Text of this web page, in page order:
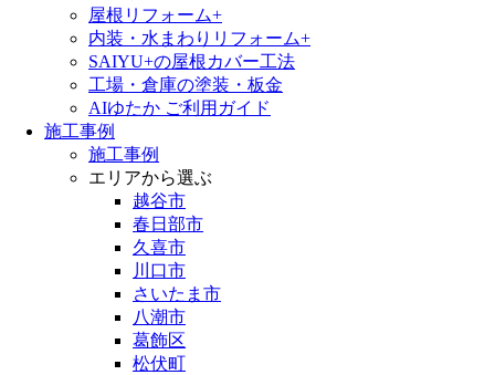
屋根リフォーム+
内装・水まわりリフォーム+
SAIYU+の屋根カバー工法
工場・倉庫の塗装・板金
AIゆたか ご利用ガイド
施工事例
施工事例
エリアから選ぶ
越谷市
春日部市
久喜市
川口市
さいたま市
八潮市
葛飾区
松伏町